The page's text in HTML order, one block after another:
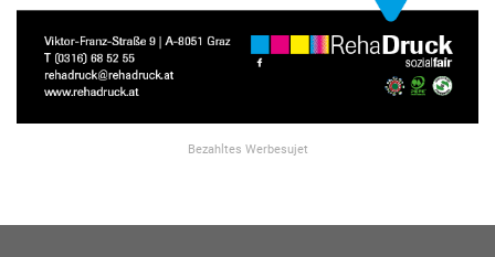
Bezahltes Werbesujet